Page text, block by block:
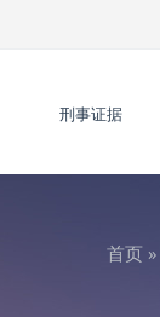
刑事证据
首页 »